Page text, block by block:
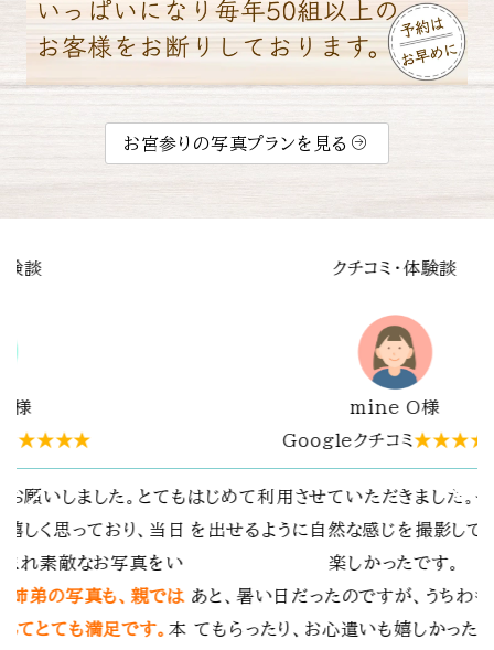
お宮参りの写真プランを見る
。その場の雰囲気
てもらえてとても
わも人数分用意し
たです。お宮参り
クチコミ・体験談
Y.T.様
Googleクチコミ★★★★★
春日大社でお宮参りの写真撮影をお願い
自分たちではなかなか撮れない乳児の笑
の表情を逃さず撮影していただき、とても
ます。何度も訪れたことのある神社でした
気にも留めなかった構図で撮影していただ